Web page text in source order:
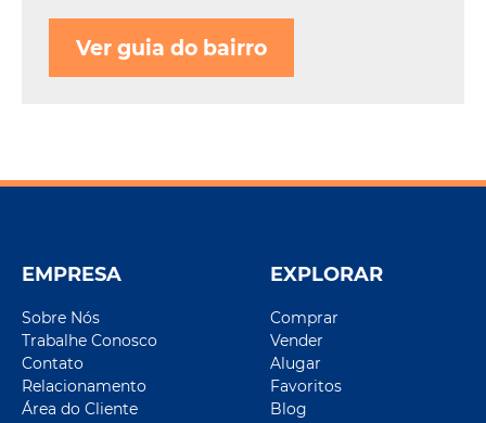
Ver guia do bairro
EMPRESA
Sobre Nós
Trabalhe Conosco
Contato
Relacionamento
Área do Cliente
EXPLORAR
Comprar
Vender
Alugar
Favoritos
Blog